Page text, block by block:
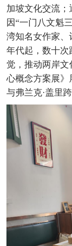
加坡文化交流；
因“一门八文魁
湾知名女作家、
年代起，数十
觉，推动两岸
心概念方案展
与弗兰克·盖里